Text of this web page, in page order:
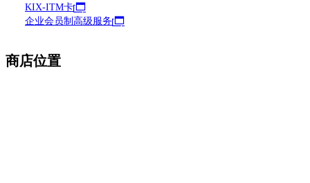
KIX-ITM卡
企业会员制高级服务
商店位置